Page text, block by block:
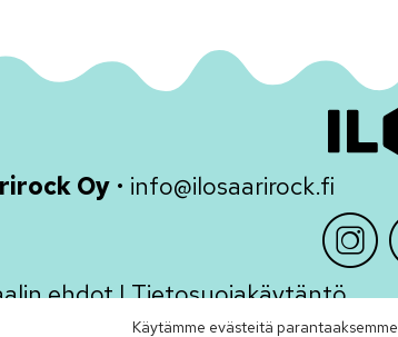
Oy • info@ilosaarirock.fi
ehdot|Tietosuojakäytäntö
Käytämme evästeitä